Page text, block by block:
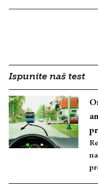
Ispunite naš test